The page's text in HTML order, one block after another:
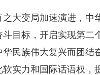
大变局加速演进，
目标，开启实现第二
民族伟大复兴而团
实力和国际话语权